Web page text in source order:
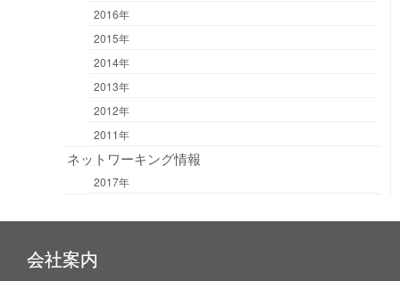
2016年
2015年
2014年
2013年
2012年
2011年
ネットワーキング情報
2017年
会社案内